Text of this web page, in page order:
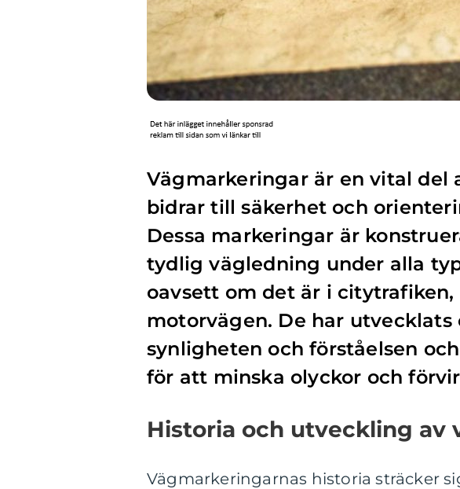
Vägmarkeringar är en vital del
bidrar till säkerhet och
Dessa markeringar är
tydlig vägledning under alla
oavsett om det är i citytrafiken,
motorvägen. De har
synligheten och förståelsen
för att minska olyckor och
Historia och utveckling av
Vägmarkeringarnas historia sträcker